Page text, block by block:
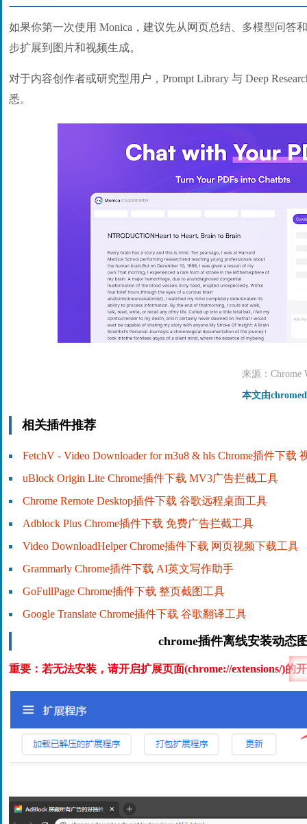
如果你第一次使用 Monica，建议先从网页总结、多模型问答
步扩展到图片和视频生成。
对于内容创作者或研究型用户，Prompt Library 与 Deep
悉。
来源：Chrome
本文由
相关插件推荐
FetchV - Video Downloader for m3u8 & hls Chrome插件下载
uBlock Origin Lite Chrome插件下载 MV3广告拦截工具
Chrome Remote Desktop插件下载 谷歌远程桌面工具
Adblock Plus Chrome插件下载 免费广告拦截工具
Video DownloadHelper Chrome插件下载 网页视频下载工具
Grammarly Chrome插件下载 AI英文写作助手
GoFullPage Chrome插件下载 整页截图工具
Google Translate Chrome插件下载 谷歌翻译工具
chrome插件离线安装动态
重要：若无法安装，请开启扩展页面(chrome://extensions/)的